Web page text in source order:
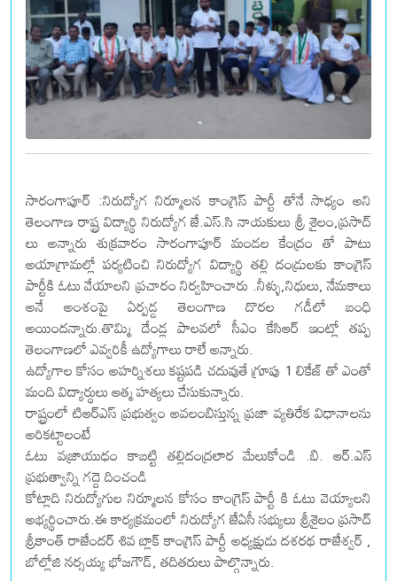
సారంగాపూర్ :నిరుద్యోగ నిర్మూలన కాంగ్రెస్ పార్టీ తోనే సాధ్యం అని
తెలంగాణ రాష్ట్ర విద్యార్థి నిరుద్యోగ జే.ఎస్.సి నాయకులు శ్రీ శైలం,ప్రసాద్
లు అన్నారు శుక్రవారం సారంగాపూర్ మండల కేంద్రం తో పాటు
అయాగ్రామల్లో పర్యటించి నిరుద్యోగ విద్యార్థి తల్లి దండ్రులకు కాంగ్రెస్
పార్టీకి ఓటు వేయాలని ప్రచారం నిర్వహించారు .నీళ్ళు,నిధులు, నేమకాలు
అనే అంశంపై ఏర్పడ్డ తెలంగాణ దొరల గడీలో బంధి
అయిందన్నారు.తొమ్మి దేండ్ల పాలవలో సీఎం కేసిఆర్ ఇంట్లో తప్ప
తెలంగాణలో ఎవ్వరికీ ఉద్యోగాలు రాలే అన్నారు.
ఉద్యోగాల కోసం అహర్నిశలు కష్టపడి చదువుతే గ్రూపు 1 లికేజ్ తో ఎంతో
మంది విద్యార్థులు ఆత్మ హత్యలు చేసుకున్నారు.
రాష్ట్రంలో టిఆర్ఎస్ ప్రభుత్వం అవలంబిస్తున్న ప్రజా వ్యతిరేక విధానాలను
అరికట్టాలంటే
ఓటు వజ్రాయుధం కాబట్టి తల్లిదంద్రలార మేలుకోండి .బి. ఆర్.ఎస్
ప్రభుత్వాన్ని గద్దె దించండి
కోట్లాది నిరుద్యోగుల నిర్మూలన కోసం కాంగ్రెస్ పార్టీ కి ఓటు వెయ్యాలని
అభ్యర్థించారు.ఈ కార్యక్రమంలో నిరుద్యోగ జేఏసీ సభ్యులు శ్రీశైలం ప్రసాద్
శ్రీకాంత్ రాజేందర్ శివ బ్లాక్ కాంగ్రెస్ పార్టీ అధ్యక్షుడు దశరథ రాజేశ్వర్ ,
బోల్లోజి నర్సయ్య భోజగౌడ్, తదితరులు పాల్గొన్నారు.